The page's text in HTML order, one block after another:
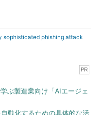
sophisticated phishing attack
PR
ぶ製造業向け「AIエージェ
動化するための具体的な活